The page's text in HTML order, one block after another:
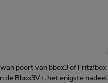
poort van bbox3 of Fritz!box
de Bbox3V+, het enigste